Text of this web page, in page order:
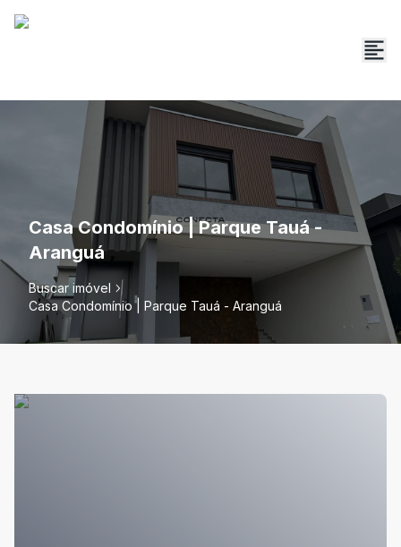
Casa Condomínio | Parque Tauá -
Aranguá
Buscar imóvel
Casa Condomínio | Parque Tauá - Aranguá